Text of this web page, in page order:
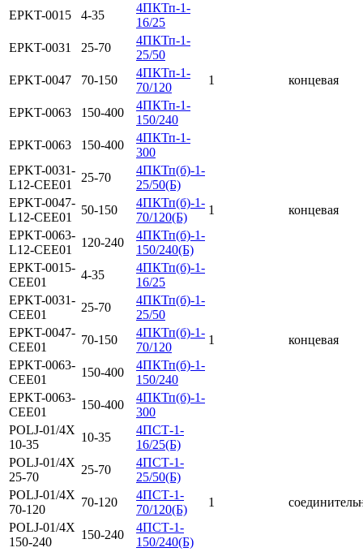
EPKT-0015
4-35
4ПКТп-1-
16/25
1 концевая
EPKT-0031 25-70
4ПКТп-1-
25/50
EPKT-0047
70-150
4ПКТп-1-
70/120
EPKT-0063
150-400
4ПКТп-1-
150/240
EPKT-0063
150-400
4ПКТп-1-
300
EPKT-0031-
L12-CEE01
25-70
4ПКТп(б)-1-
25/50(Б)
1
концевая
EPKT-0047-
L12-CEE01
50-150
4ПКТп(б)-1-
70/120(Б)
EPKT-0063-
L12-CEE01
120-240
4ПКТп(б)-1-
150/240(Б)
EPKT-0015-
СЕЕ01
4-35
4ПКТп(б)-1-
16/25
1 концевая
EPKT-0031-
CEE01
25-70
4ПКТп(б)-1-
25/50
EPKT-0047-
CEE01
70-150
4ПКТп(б)-1-
70/120
EPKT-0063-
CEE01
150-400
4ПКТп(б)-1-
150/240
EPKT-0063-
CEE01
150-400
4ПКТп(б)-1-
300
POLJ-01/4X
10-35
10-35
4ПСТ-1-
16/25(Б)
1
POLJ-01/4X
25-70
25-70
4ПСТ-1-
25/50(Б)
POLJ-01/4X
70-120
70-120
4ПСТ-1-
70/120(Б)
POLJ-01/4X
150-240
150-240
4ПСТ-1-
150/240(Б)